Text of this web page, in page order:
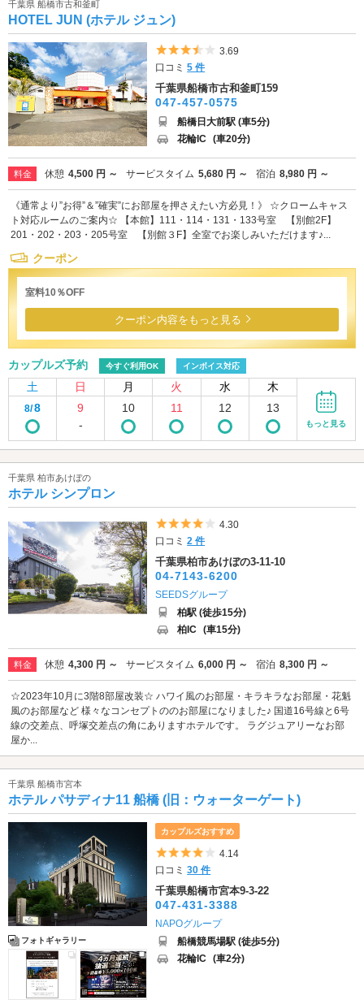
千葉県 船橋市古和釜町
HOTEL JUN (ホテル ジュン)
5つ星のうち3.5
3.69
口コミ5 件
千葉県船橋市古和釜町159
047-457-0575
船橋日大前駅 (車5分)
花輪IC (車20分)
料金 休憩 4,500 円 ～ サービスタイム 5,680 円 ～ 宿泊 8,980 円 ～
《通常より”お得”＆”確実”にお部屋を押さえたい方必見！》 ☆クロームキャス
ト対応ルームのご案内☆ 【本館】111・114・131・133号室 【別館2F】
201・202・203・205号室 【別館３F】全室でお楽しみいただけます♪...
クーポン
室料10％OFF
クーポン内容をもっと見る
カップルズ予約 今すぐ利用OK インボイス対応
土 日 月 火 水 木
8/8
9
-
10 11 12 13
もっと見る
千葉県 柏市あけぼの
ホテル シンプロン
5つ星のうち4
4.30
口コミ2 件
千葉県柏市あけぼの3-11-10
04-7143-6200
SEEDSグループ
柏駅 (徒歩15分)
柏IC (車15分)
料金 休憩 4,300 円 ～ サービスタイム 6,000 円 ～ 宿泊 8,300 円 ～
☆2023年10月に3階8部屋改装☆ ハワイ風のお部屋・キラキラなお部屋・花魁
風のお部屋など 様々なコンセプトののお部屋になりました♪ 国道16号線と6号
線の交差点、呼塚交差点の角にありますホテルです。 ラグジュアリーなお部
屋か...
千葉県 船橋市宮本
ホテル パサディナ11 船橋 (旧：ウォーターゲート)
フォトギャラリー
カップルズおすすめ
5つ星のうち4
4.14
口コミ30 件
千葉県船橋市宮本9-3-22
047-431-3388
NAPOグループ
船橋競馬場駅 (徒歩5分)
花輪IC (車2分)